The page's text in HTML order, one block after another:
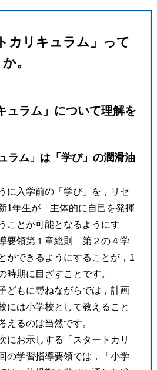
カリキュラム」って
。
ュラム」について理解を
ラム」は「学び」の潤滑油
に入学前の「学び」を，リセ
1年生が「主体的に自己を発揮
ことが可能となるようにす
要領第１章総則 第２の４学
ができるようにすることが，1
時期に目ざすことです。
どもに尋ねながらでは，計画
には小学校として教えること
えるのは当然です。
にお示しする「スタートカリ
の学習指導要領では，「小学